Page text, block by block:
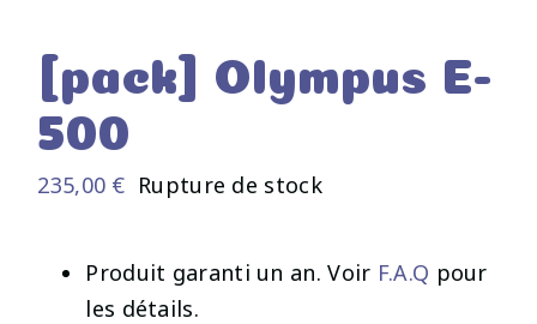
[pack] Olympus E-
500
235,00 € Rupture de stock
Produit garanti un an. Voir F.A.Q pour
les détails.